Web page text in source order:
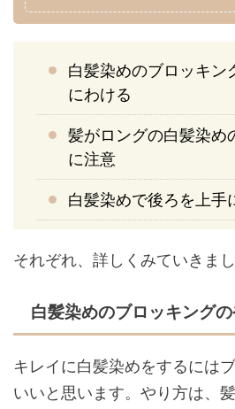
白髪染めのブロッキン
にわける
髪がロングの白髪染め
に注意
白髪染めで後ろを上手
それぞれ、詳しくみていきまし
白髪染めのブロッキング
キレイに白髪染めをするには
いいと思います。やり方は、